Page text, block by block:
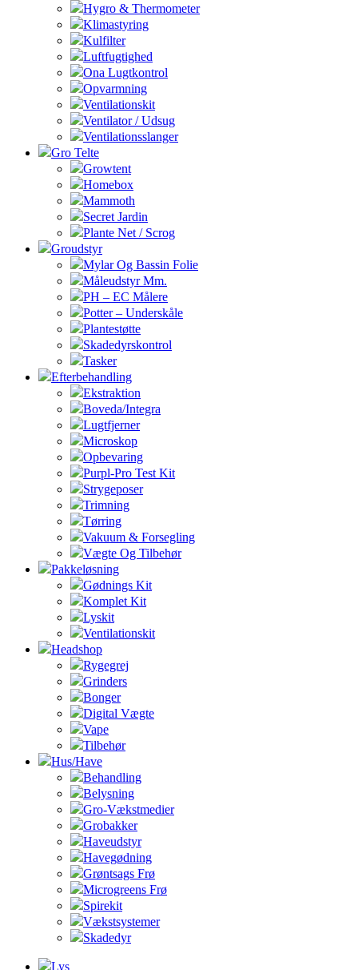
Hygro & Thermometer
Klimastyring
Kulfilter
Luftfugtighed
Ona Lugtkontrol
Opvarmning
Ventilationskit
Ventilator / Udsug
Ventilationsslanger
Gro Telte
Growtent
Homebox
Mammoth
Secret Jardin
Plante Net / Scrog
Groudstyr
Mylar Og Bassin Folie
Måleudstyr Mm.
PH – EC Målere
Potter – Underskåle
Plantestøtte
Skadedyrskontrol
Tasker
Efterbehandling
Ekstraktion
Boveda/Integra
Lugtfjerner
Microskop
Opbevaring
Purpl-Pro Test Kit
Strygeposer
Trimning
Tørring
Vakuum & Forsegling
Vægte Og Tilbehør
Pakkeløsning
Gødnings Kit
Komplet Kit
Lyskit
Ventilationskit
Headshop
Rygegrej
Grinders
Bonger
Digital Vægte
Vape
Tilbehør
Hus/Have
Behandling
Belysning
Gro-Vækstmedier
Grobakker
Haveudstyr
Havegødning
Grøntsags Frø
Microgreens Frø
Spirekit
Vækstsystemer
Skadedyr
Lys